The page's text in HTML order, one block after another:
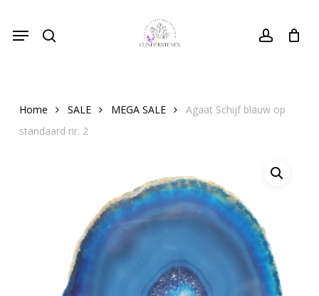
main
account
Menu Close
Cart
Home SALE MEGA SALE
Agaat Schijf blauw op
standaard nr. 2